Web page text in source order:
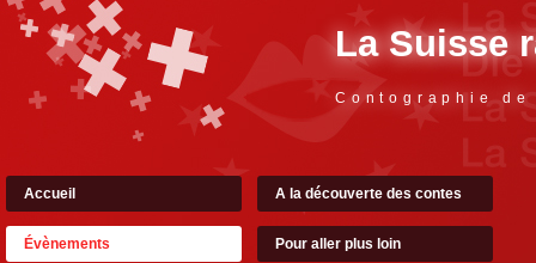
La Suisse
Contographie
Accueil A la découverte des contes
Évènements Pour aller plus loin